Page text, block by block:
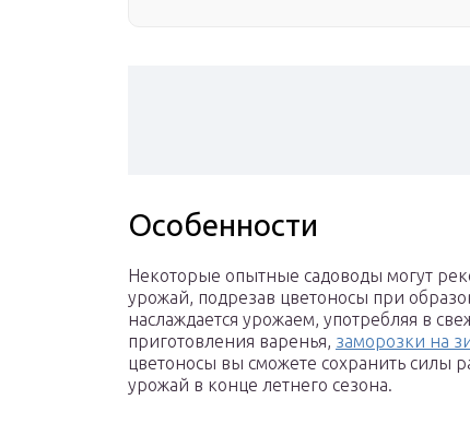
Особенности
Некоторые опытные садоводы могут
урожай, подрезав цветоносы при
наслаждается урожаем, употребляя в
приготовления варенья, заморозки на
цветоносы вы сможете сохранить силы
урожай в конце летнего сезона.